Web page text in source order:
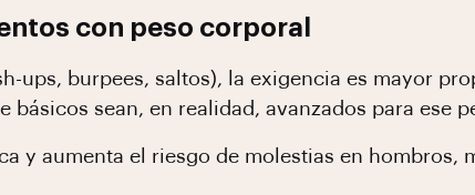
con peso corporal
ups, burpees, saltos), la exigencia es mayor
básicos sean, en realidad, avanzados para ese
y aumenta el riesgo de molestias en hombros,